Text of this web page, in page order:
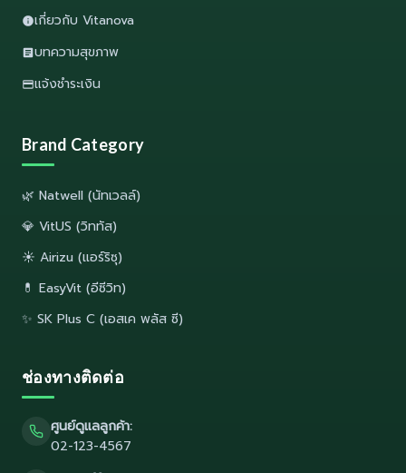
เกี่ยวกับ Vitanova
บทความสุขภาพ
แจ้งชำระเงิน
Brand Category
🌿 Natwell (นัทเวลล์)
💎 VitUS (วิททัส)
☀️ Airizu (แอร์ริซุ)
💊 EasyVit (อีซีวิท)
✨ SK Plus C (เอสเค พลัส ซี)
ช่องทางติดต่อ
ศูนย์ดูแลลูกค้า:
02-123-4567